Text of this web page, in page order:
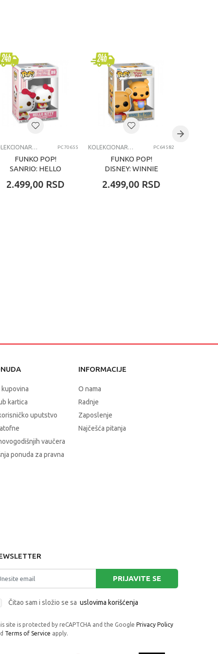
KOLEKCIONARSKE FIGURE I SETOVI PC70655
FUNKO POP!
SANRIO: HELLO
2.499,00 RSD
KOLEKCIONARSKE FIGURE I SETOVI PC64582
FUNKO POP!
DISNEY: WINNIE
2.499,00 RSD
kartica
uputstvo
vaučera
ponuda za pravna
INFORMACIJE
O nama
Radnje
Zaposlenje
Najčešća pitanja
PRIJAVITE SE
Čitao sam i složio se sa uslovima korišćenja
site is protected by reCAPTCHA and the Google Privacy Policy
Terms of Service apply.